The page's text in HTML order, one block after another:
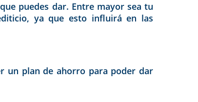
puedes dar. Entre mayor sea tu
ya que esto influirá en las
un plan de ahorro para poder dar